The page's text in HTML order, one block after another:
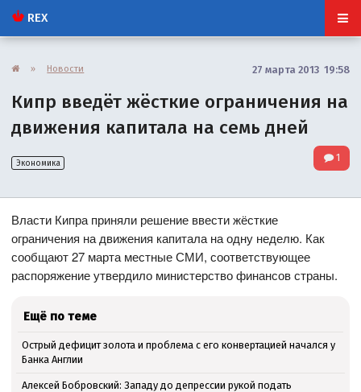
REX
» Новости 27 марта 2013 19:58
Кипр введёт жёсткие ограничения на
движения капитала на семь дней
Экономика 1
Власти Кипра приняли решение ввести жёсткие
ограничения на движения капитала на одну неделю. Как
сообщают 27 марта местные СМИ, соответствующее
распоряжение утвердило министерство финансов страны.
Ещё по теме
Острый дефицит золота и проблема с его конвертацией начался у
Банка Англии
Алексей Бобровский: Западу до депрессии рукой подать